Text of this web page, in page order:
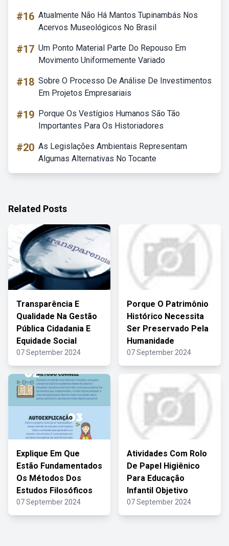
#16 Atualmente Não Há Mantos Tupinambás Nos
Acervos Museológicos No Brasil
#17 Um Ponto Material Parte Do Repouso Em
Movimento Uniformemente Variado
#18 Sobre O Processo De Análise De Investimentos
Em Projetos Empresariais
#19 Porque Os Vestígios Humanos São Tão
Importantes Para Os Historiadores
#20 As Legislações Ambientais Representam
Algumas Alternativas No Tocante
Related Posts
Transparência E
Qualidade Na Gestão
Pública Cidadania E
Equidade Social
07 September 2024
Porque O Patrimônio
Histórico Necessita
Ser Preservado Pela
Humanidade
07 September 2024
Explique Em Que
Estão Fundamentados
Os Métodos Dos
Estudos Filosóficos
07 September 2024
Atividades Com Rolo
De Papel Higiênico
Para Educação
Infantil Objetivo
07 September 2024